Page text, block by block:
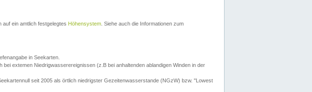
auf ein amtlich festgelegtes Höhensystem . Siehe auch die Informationen zum
in Seekarten.
bei extemen Niedrigwasserereignissen (z.B bei anhaltenden ablandigen Winden in der
seit 2005 als örtlich niedrigster Gezeitenwasserstande (NGzW) bzw. "Lowest